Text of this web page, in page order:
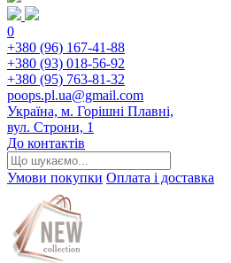
0
+380 (96) 167-41-88
+380 (93) 018-56-92
+380 (95) 763-81-32
poops.pl.ua@gmail.com
Україна, м. Горішні Плавні,
вул. Строни, 1
До контактів
Умови покупки Оплата і доставка